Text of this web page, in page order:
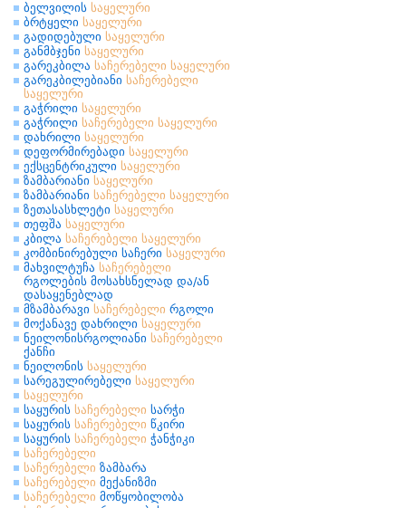
ბელვილის საყელური
ბრტყელი საყელური
გადიდებული საყელური
განმბჯენი საყელური
გარეკბილა საჩერებელი საყელური
გარეკბილებიანი საჩერებელი
საყელური
გაჭრილი საყელური
გაჭრილი საჩერებელი საყელური
დახრილი საყელური
დეფორმირებადი საყელური
ექსცენტრიკული საყელური
ზამბარიანი საყელური
ზამბარიანი საჩერებელი საყელური
ზეთასასხლეტი საყელური
თეფშა საყელური
კბილა საჩერებელი საყელური
კომბინირებული საჩერი საყელური
მახვილტუჩა საჩერებელი
რგოლების მოსახსნელად და/ან
დასაყენებლად
მზამბარავი საჩერებელი რგოლი
მოქანავე დახრილი საყელური
ნეილონისრგოლიანი საჩერებელი
ქანჩი
ნეილონის საყელური
სარეგულირებელი საყელური
საყელური
საყურის საჩერებელი სარჭი
საყურის საჩერებელი წკირი
საყურის საჩერებელი ჭანჭიკი
საჩერებელი
საჩერებელი ზამბარა
საჩერებელი მექანიზმი
საჩერებელი მოწყობილობა